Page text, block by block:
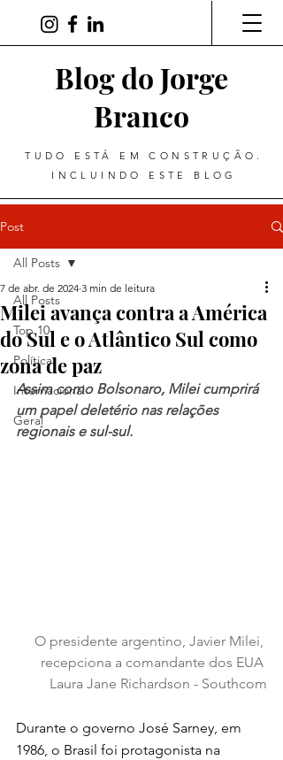
Blog do Jorge
Branco
TUDO ESTÁ EM CONSTRUÇÃO.
INCLUINDO ESTE BLOG
Post
All Posts
Top 10
Política
Internacional
Geral
All Posts
Milei avança contra a América
do Sul e o Atlântico Sul como
zona de paz
7 de abr. de 2024 3 min de leitura
Assim como Bolsonaro, Milei cumprirá
um papel deletério nas relações
regionais e sul-sul.
O presidente argentino, Javier Milei,
recepciona a comandante dos EUA
Laura Jane Richardson - Southcom
Durante o governo José Sarney, em
1986, o Brasil foi protagonista na